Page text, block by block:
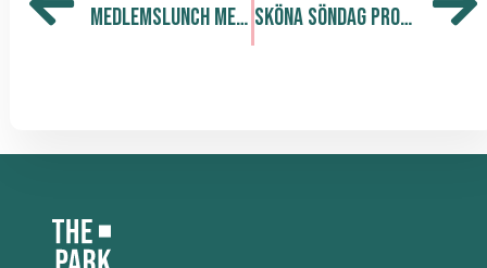
Medlemslunch med Serendipity på The Park Södra Sköna Söndag Production till The Park Södra!